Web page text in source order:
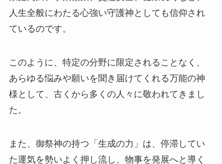
人生全般にわたる心強い守護神としても信仰され
ているのです。
このように、特定の分野に限定されることなく、
あらゆる悩みや願いを聞き届けてくれる万能の神
様として、古くから多くの人々に敬われてきまし
た。
また、御祭神の持つ「生成の力」は、停滞してい
た運気を勢いよく押し流し、物事を発展へと導く